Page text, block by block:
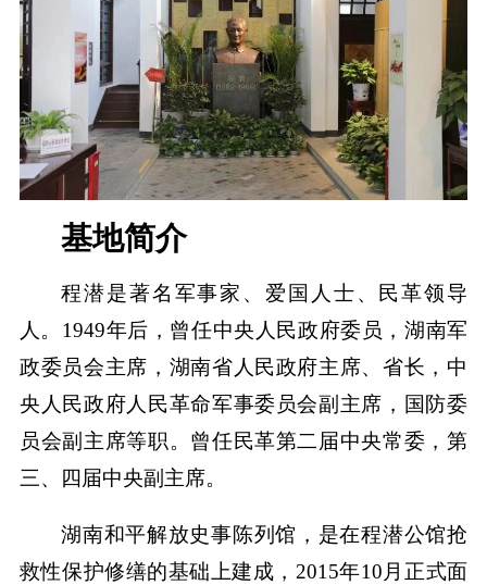
基地简介
程潜是著名军事家、爱国人士、民革领导
人。1949年后，曾任中央人民政府委员，湖南军
政委员会主席，湖南省人民政府主席、省长，中
央人民政府人民革命军事委员会副主席，国防委
员会副主席等职。曾任民革第二届中央常委，第
三、四届中央副主席。
湖南和平解放史事陈列馆，是在程潜公馆抢
救性保护修缮的基础上建成，2015年10月正式面